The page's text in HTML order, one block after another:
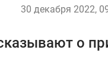
30 декабря 2022,
о